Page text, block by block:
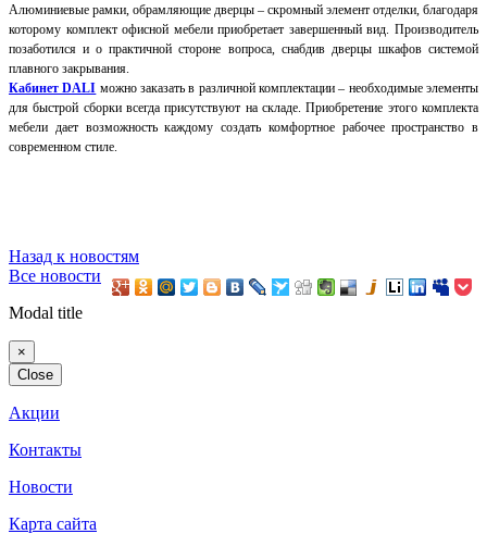
Алюминиевые рамки, обрамляющие дверцы – скромный элемент отделки, благодаря
которому комплект офисной мебели приобретает завершенный вид. Производитель
позаботился и о практичной стороне вопроса, снабдив дверцы шкафов системой
плавного закрывания.
Кабинет DALI можно заказать в различной комплектации – необходимые элементы
для быстрой сборки всегда присутствуют на складе. Приобретение этого комплекта
мебели дает возможность каждому создать комфортное рабочее пространство в
современном стиле.
Назад к новостям
Все новости
Modal title
×
Close
Акции
Контакты
Новости
Карта сайта